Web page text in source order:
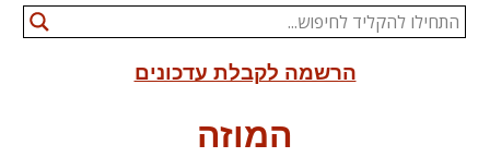
הרשמה לקבלת עדכונים
המוזה